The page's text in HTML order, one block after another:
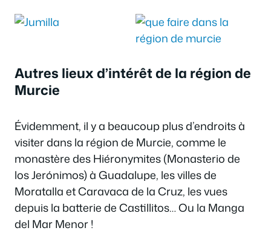
Autres lieux d’intérêt de la région de
Murcie
Évidemment, il y a beaucoup plus d’endroits à
visiter dans la région de Murcie, comme le
monastère des Hiéronymites (Monasterio de
los Jerónimos) àGuadalupe, les villes de
Moratalla et Caravaca de la Cruz, les vues
depuis la batterie de Castillitos… Ou la Manga
del Mar Menor !